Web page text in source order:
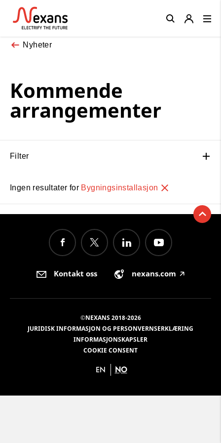
Nyheter
Kommende
arrangementer
Filter
Ingen resultater for Bygningsinstallasjon
Close
Kontakt oss nexans.com 🡥
©NEXANS 2018-2026
JURIDISK INFORMASJON OG PERSONVERNSERKLÆRING
INFORMASJONSKAPSLER
COOKIE CONSENT
EN NO